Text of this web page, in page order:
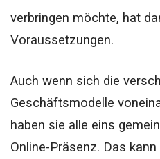
verbringen möchte, hat
Voraussetzungen.
Auch wenn sich die
Geschäftsmodelle
haben sie alle eins
Online-Präsenz. Das